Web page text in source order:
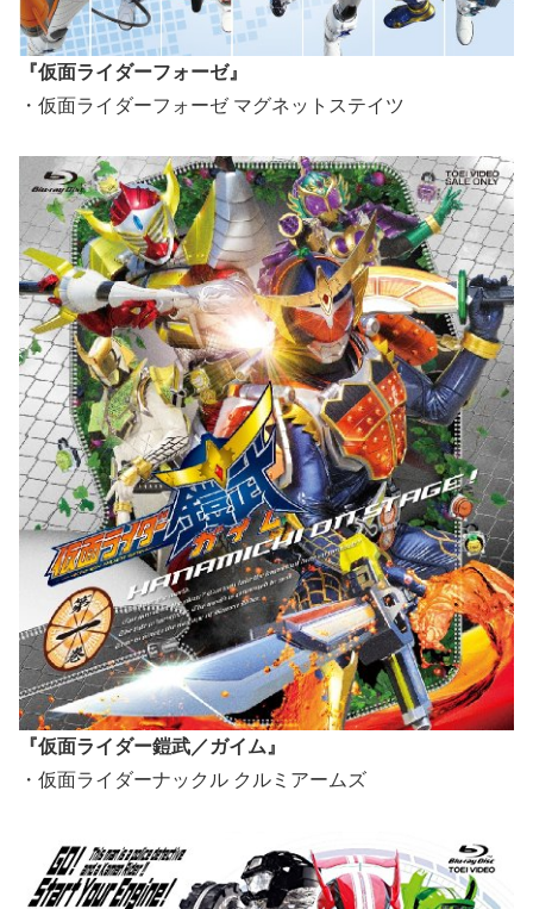
『仮面ライダーフォーゼ』
・仮面ライダーフォーゼ マグネットステイツ
『仮面ライダー鎧武／ガイム』
・仮面ライダーナックル クルミアームズ